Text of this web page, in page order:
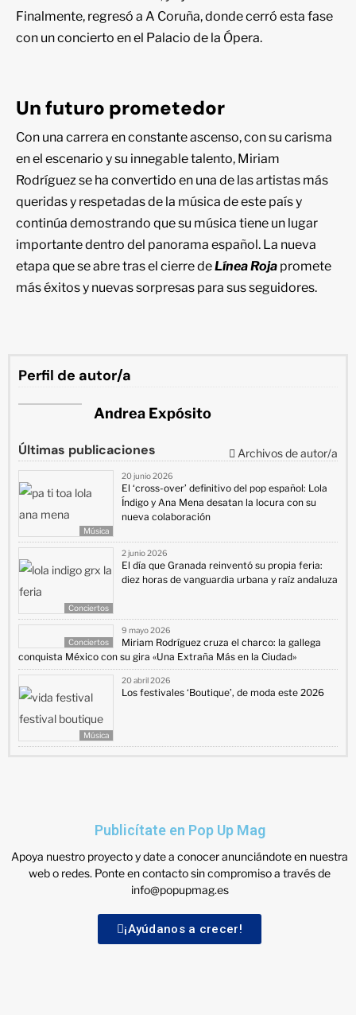
Finalmente, regresó a A Coruña, donde cerró esta fase
con un concierto en el Palacio de la Ópera.
Un futuro prometedor
Con una carrera en constante ascenso, con su carisma
en el escenario y su innegable talento, Miriam
Rodríguez se ha convertido en una de las artistas más
queridas y respetadas de la música de este país y
continúa demostrando que su música tiene un lugar
importante dentro del panorama español. La nueva
etapa que se abre tras el cierre deLínea Roja promete
más éxitos y nuevas sorpresas para sus seguidores.
Perfil de autor/a
Andrea Expósito
Últimas publicaciones Archivos de autor/a
Música
20 junio 2026
El ‘cross-over’ definitivo del pop español: Lola
Índigo y Ana Mena desatan la locura con su
nueva colaboración
Conciertos
2 junio 2026
El día que Granada reinventó su propia feria:
diez horas de vanguardia urbana y raíz andaluza
Conciertos
9 mayo 2026
Miriam Rodríguez cruza el charco: la gallega
conquista México con su gira «Una Extraña Más en la Ciudad»
Música
20 abril 2026
Los festivales ‘Boutique’, de moda este 2026
Publicítate en Pop Up Mag
Apoya nuestro proyecto y date a conocer anunciándote en nuestra
web o redes. Ponte en contacto sin compromiso a través de
info@popupmag.es
¡Ayúdanos a crecer!